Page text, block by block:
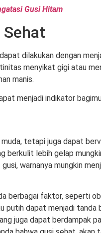
Gusi Hitam
dilakukan dengan
menyikat gigi atau
manis.
menjadi indikator
tetapi juga dapat
berkulit lebih gelap
warnanya mungkin
berbagai faktor, seperti
putih dapat menjadi tanda
juga dapat berdampak